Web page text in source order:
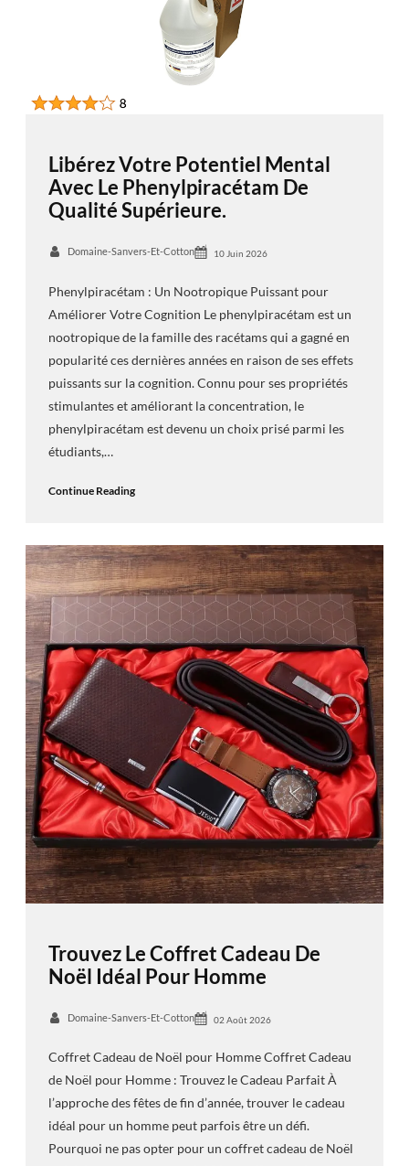
Libérez Votre Potentiel Mental
Avec Le Phenylpiracétam De
Qualité Supérieure.
Domaine-Sanvers-Et-Cotton 10 Juin 2026
Phenylpiracétam : Un Nootropique Puissant pour
Améliorer Votre Cognition Le phenylpiracétam est un
nootropique de la famille des racétams qui a gagné en
popularité ces dernières années en raison de ses effets
puissants sur la cognition. Connu pour ses propriétés
stimulantes et améliorant la concentration, le
phenylpiracétam est devenu un choix prisé parmi les
étudiants,…
Continue Reading
Trouvez Le Coffret Cadeau De
Noël Idéal Pour Homme
Domaine-Sanvers-Et-Cotton 02 Août 2026
Coffret Cadeau de Noël pour Homme Coffret Cadeau
de Noël pour Homme : Trouvez le Cadeau Parfait À
l’approche des fêtes de fin d’année, trouver le cadeau
idéal pour un homme peut parfois être un défi.
Pourquoi ne pas opter pour un coffret cadeau de Noël